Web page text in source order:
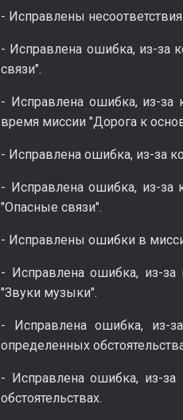
- Исправлены
- Исправлена ошибка, из-за
связи".
- Исправлена ошибка, из-за
время миссии "Дорога к
- Исправлена ошибка, из-за
- Исправлена ошибка, из-за
"Опасные связи".
- Исправлены ошибки в
- Исправлена ошибка, из-за
"Звуки музыки".
- Исправлена ошибка, из-
определенных
- Исправлена ошибка, из-
обстоятельствах.